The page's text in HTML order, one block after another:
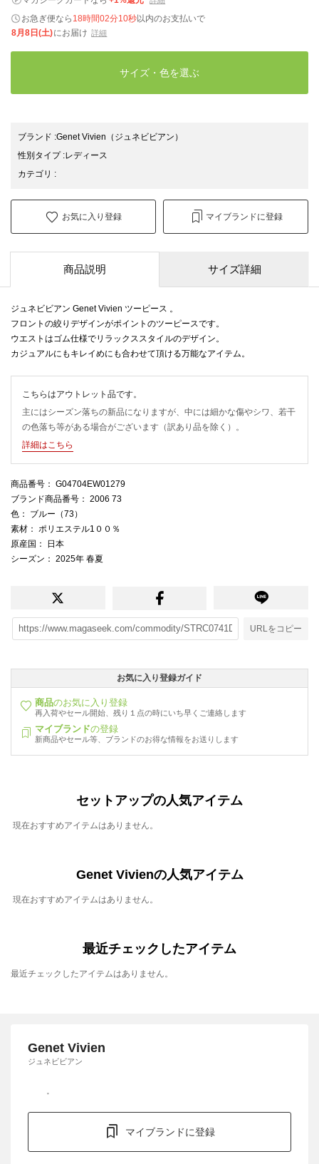
お急ぎ便なら 18時間02分09秒以内のお支払いで
8月8日(土)にお届け 詳細
サイズ・色を選ぶ
ブランド :Genet Vivien （ジュネビビアン）
性別タイプ:レディース
カテゴリ :
お気に入り登録 マイブランドに登録
商品説明 サイズ詳細
ジュネビビアン Genet Vivien ツーピース 。
フロントの絞りデザインがポイントのツーピースです。
ウエストはゴム仕様でリラックススタイルのデザイン。
カジュアルにもキレイめにも合わせて頂ける万能なアイテム。
こちらはアウトレット品です。
主にはシーズン落ちの新品になりますが、中には細かな傷やシワ、若干
の色落ち等がある場合がございます（訳あり品を除く）。
詳細はこちら
商品番号 ： G04704EW01279
ブランド商品番号 ： 2006 73
色 ： ブルー（73）
素材 ： ポリエステル1００％
原産国 ： 日本
シーズン ： 2025年 春夏
URLをコピー
お気に入り登録ガイド
商品のお気に入り登録
再入荷やセール開始、残り１点の時にいち早くご連絡します
マイブランドの登録
新商品やセール等、ブランドのお得な情報をお送りします
セットアップの人気アイテム
現在おすすめアイテムはありません。
Genet Vivienの人気アイテム
現在おすすめアイテムはありません。
最近チェックしたアイテム
最近チェックしたアイテムはありません。
Genet Vivien
ジュネビビアン
マイブランドに登録